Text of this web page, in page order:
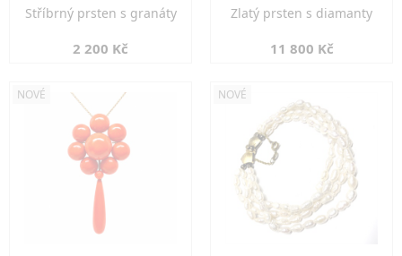
Stříbrný prsten s granáty
2 200 Kč
Zlatý prsten s diamanty
11 800 Kč
NOVÉ NOVÉ